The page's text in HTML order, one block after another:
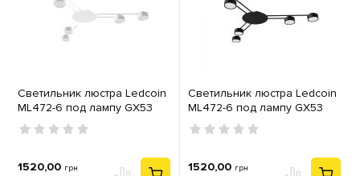
Светильник люстра Ledcoin
ML472-6 под лампу GX53
металл белый
1520,00 грн
Светильник люстра Ledcoin
ML472-6 под лампу GX53
металл черный
1520,00 грн